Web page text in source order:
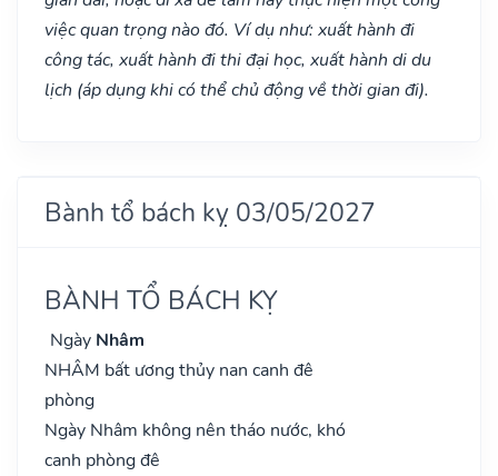
việc quan trọng nào đó. Ví dụ như: xuất hành đi
công tác, xuất hành đi thi đại học, xuất hành di du
lịch (áp dụng khi có thể chủ động về thời gian đi).
Bành tổ bách kỵ 03/05/2027
BÀNH TỔ BÁCH KỴ
Ngày Nhâm
NHÂM bất ương thủy nan canh đê
phòng
Ngày Nhâm không nên tháo nước, khó
canh phòng đê